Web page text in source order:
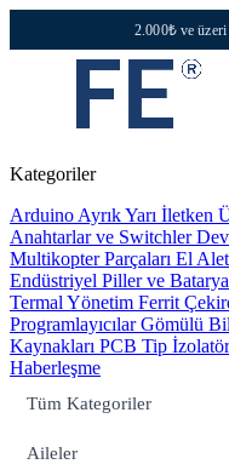
2.000₺ ve
Kategoriler
Arduino Ayrık Yarı İletken
Anahtarlar ve Switchler
Multikopter Parçaları El
Endüstriyel Piller ve
Termal Yönetim Ferrit
ProgramlayıcılarGömülü
Kaynakları PCB Tip
Haberleşme
Tüm Kategoriler
Aileler